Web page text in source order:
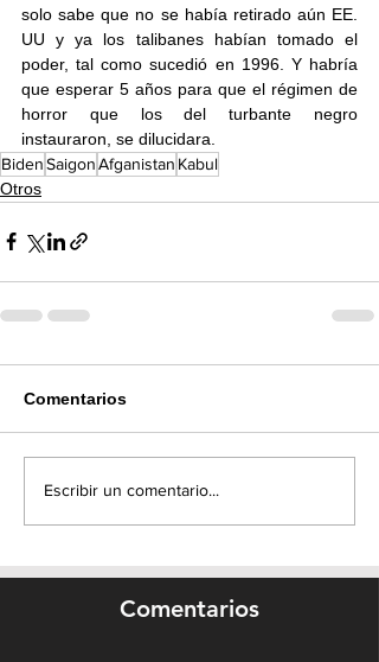
solo sabe que no se había retirado aún EE.
UU y ya los talibanes habían tomado el
poder, tal como sucedió en 1996. Y habría
que esperar 5 años para que el régimen de
horror que los del turbante negro
instauraron, se dilucidara.
BidenSaigonAfganistan Kabul
Otros
Comentarios
Escribir un comentario...
Comentarios